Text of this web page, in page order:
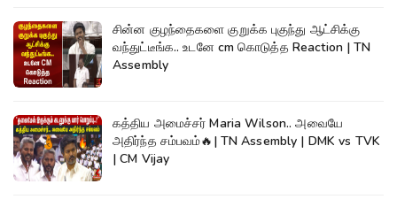
சின்ன குழந்தைகளை குறுக்க புகுந்து ஆட்சிக்கு
வந்துட்டீங்க.. உடனே cm கொடுத்த Reaction | TN
Assembly
கத்திய அமைச்சர் Maria Wilson.. அவையே
அதிர்ந்த சம்பவம்🔥| TN Assembly | DMK vs TVK
| CM Vijay